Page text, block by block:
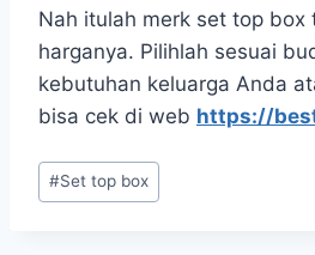
Nah itulah merk set top box
harganya. Pilihlah sesuai
kebutuhan keluarga Anda
bisa cek di web https://
Post
Tags:
#Set top box